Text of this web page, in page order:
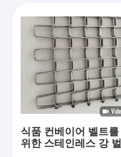
제품 소개
회사 소개
공장 투어
식품 컨베이어 벨트를
위한 스테인레스 강 벌